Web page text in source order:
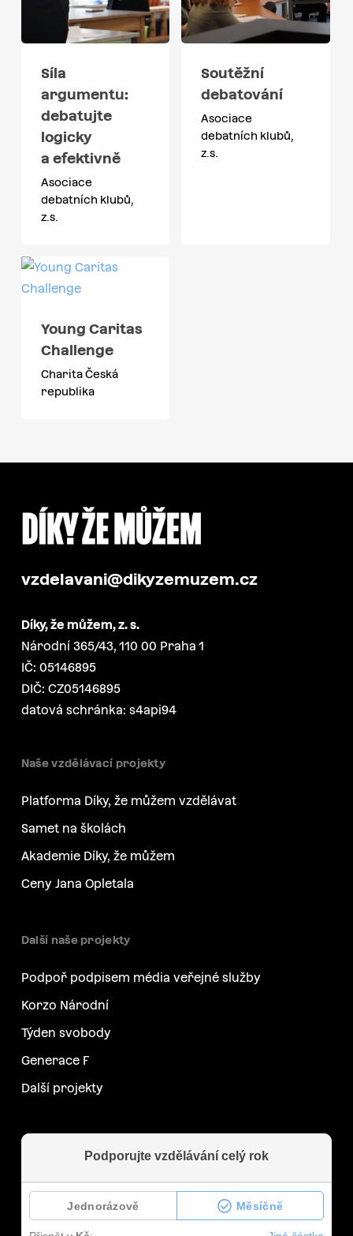
Síla
argumentu:
debatujte
logicky
a efektivně
Asociace
debatních klubů,
z.s.
Soutěžní
debatování
Asociace
debatních klubů,
z.s.
Young Caritas
Challenge
Charita Česká
republika
vzdelavani@dikyzemuzem.cz
Díky, že můžem, z. s.
Národní 365/43, 110 00 Praha 1
IČ: 05146895
DIČ: CZ05146895
datová schránka: s4api94
Naše vzdělávací projekty
Platforma Díky, že můžem vzdělávat
Samet na školách
Akademie Díky, že můžem
Ceny Jana Opletala
Další naše projekty
Podpoř podpisem média veřejné služby
Korzo Národní
Týden svobody
Generace F
Další projekty